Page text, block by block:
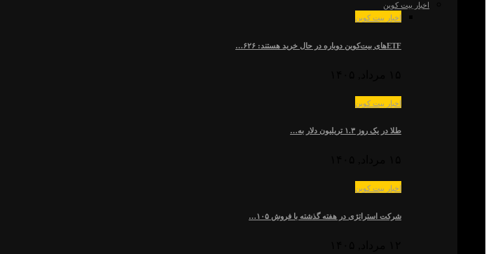
اخبار بیت کوین
اخبار بیت کوین
ETFهای بیت‌کوین دوباره در حال خرید هستند: ۶۲۶…
اخبار بیت کوین
طلا در یک روز ۱.۳ تریلیون دلار به…
اخبار بیت کوین
شرکت استراتژی در هفته گذشته با فروش ۱۰۵…